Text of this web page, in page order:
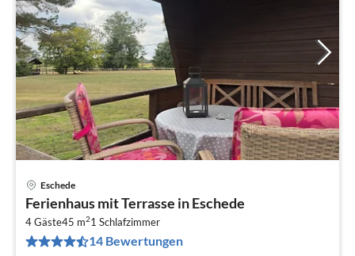
Eschede
Ferienhaus mit Terrasse in Eschede
4 Gäste45 m21 Schlafzimmer
14 Bewertungen